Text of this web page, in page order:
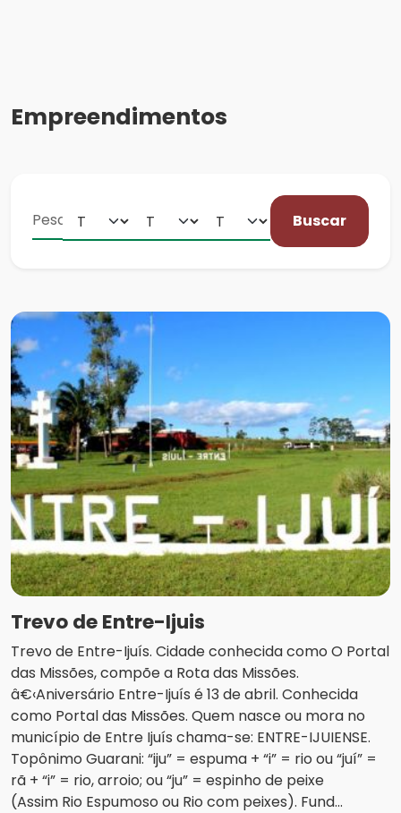
Empreendimentos
Buscar
Trevo de Entre-Ijuis
Trevo de Entre-Ijuís. Cidade conhecida como O Portal
das Missões, compõe a Rota das Missões.
â€‹Aniversário Entre-Ijuís é 13 de abril. Conhecida
como Portal das Missões. Quem nasce ou mora no
município de Entre Ijuís chama-se: ENTRE-IJUIENSE.
Topônimo Guarani: “iju” = espuma + “i” = rio ou “juí” =
rã + “i” = rio, arroio; ou “ju” = espinho de peixe
(Assim Rio Espumoso ou Rio com peixes). Fund...